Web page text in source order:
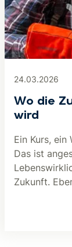
24.03.2026
Wo die
wird
Ein Kurs,
Das ist
Zukunft.